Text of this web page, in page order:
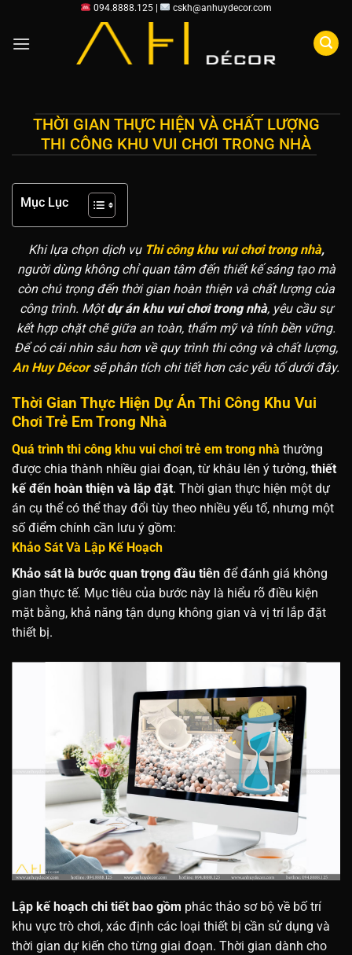
nội
094.8888.125 | cskh@anhuydecor.com
THỜI GIAN THỰC HIỆN VÀ CHẤT LƯỢNG
THI CÔNG KHU VUI CHƠI TRONG NHÀ
Mục Lục
Khi lựa chọn dịch vụ Thi công khu vui chơi trong nhà,
người dùng không chỉ quan tâm đến thiết kế sáng tạo mà
còn chú trọng đến thời gian hoàn thiện và chất lượng của
công trình. Mộtdự án khu vui chơi trong nhà, yêu cầu sự
kết hợp chặt chẽ giữa an toàn, thẩm mỹ và tính bền vững.
Để có cái nhìn sâu hơn về quy trình thi công và chất lượng,
An Huy Décorsẽ phân tích chi tiết hơn các yếu tố dưới đây.
Thời Gian Thực Hiện Dự Án Thi Công Khu Vui
Chơi Trẻ Em Trong Nhà
Quá trình thi công khu vui chơi trẻ em trong nhà thường
được chia thành nhiều giai đoạn, từ khâu lên ý tưởng, thiết
kế đến hoàn thiện và lắp đặt. Thời gian thực hiện một dự
án cụ thể có thể thay đổi tùy theo nhiều yếu tố, nhưng một
số điểm chính cần lưu ý gồm:
Khảo Sát Và Lập Kế Hoạch
Khảo sát là bước quan trọng đầu tiên để đánh giá không
gian thực tế. Mục tiêu của bước này là hiểu rõ điều kiện
mặt bằng, khả năng tận dụng không gian và vị trí lắp đặt
thiết bị.
Lập kế hoạch chi tiết bao gồm phác thảo sơ bộ về bố trí
khu vực trò chơi, xác định các loại thiết bị cần sử dụng và
thời gian dự kiến cho từng giai đoạn. Thời gian dành cho